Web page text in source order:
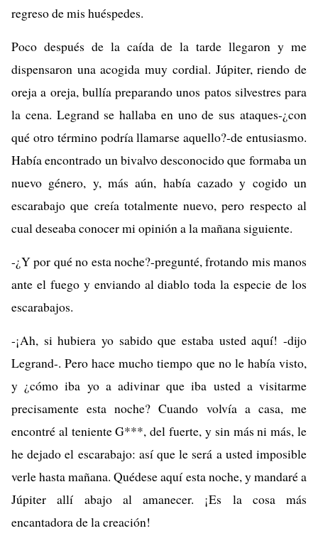
regreso de mis huéspedes.
Poco después de la caída de la tarde llegaron y me
dispensaron una acogida muy cordial. Júpiter, riendo de
oreja a oreja, bullía preparando unos patos silvestres para
la cena. Legrand se hallaba en uno de sus ataques-¿con
qué otro término podría llamarse aquello?-de entusiasmo.
Había encontrado un bivalvo desconocido que formaba un
nuevo género, y, más aún, había cazado y cogido un
escarabajo que creía totalmente nuevo, pero respecto al
cual deseaba conocer mi opinión a la mañana siguiente.
-¿Y por qué no esta noche?-pregunté, frotando mis manos
ante el fuego y enviando al diablo toda la especie de los
escarabajos.
-¡Ah, si hubiera yo sabido que estaba usted aquí! -dijo
Legrand-. Pero hace mucho tiempo que no le había visto,
y ¿cómo iba yo a adivinar que iba usted a visitarme
precisamente esta noche? Cuando volvía a casa, me
encontré al teniente G***, del fuerte, y sin más ni más, le
he dejado el escarabajo: así que le será a usted imposible
verle hasta mañana. Quédese aquí esta noche, y mandaré a
Júpiter allí abajo al amanecer. ¡Es la cosa más
encantadora de la creación!